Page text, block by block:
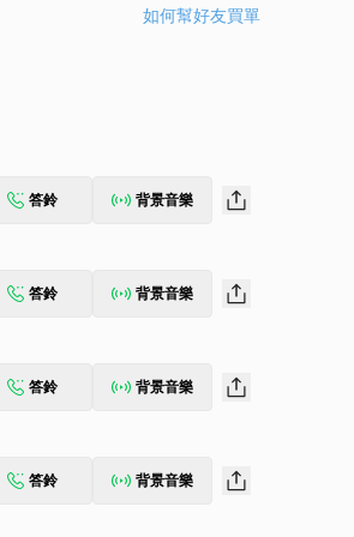
如何幫好友買單
答鈴 背景音樂
答鈴 背景音樂
答鈴 背景音樂
答鈴 背景音樂